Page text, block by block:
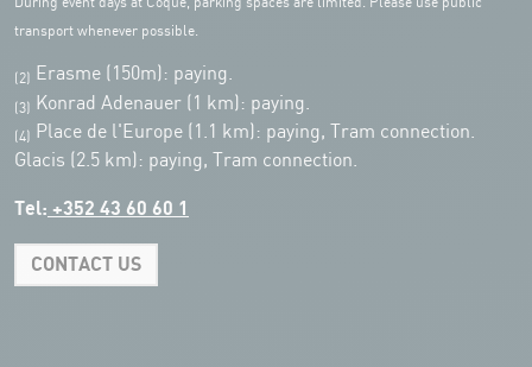
transport whenever possible.
(2) Erasme (150m): paying.
(3) Konrad Adenauer (1 km): paying.
(4)
Place de l'Europe (1.1 km): paying, Tram connection.
Glacis (2.5 km): paying, Tram connection.
Tel: +352 43 60 60 1
CONTACT US